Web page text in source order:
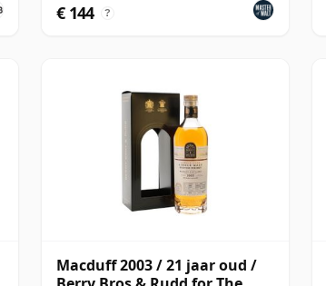
€ 144 ?
Macduff 2003 / 21 jaar oud /